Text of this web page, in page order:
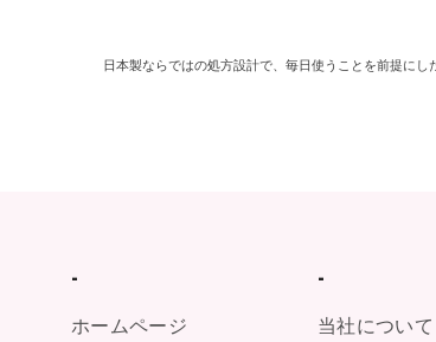
日本製ならではの処方設計で、毎日使うことを前提にし
-
ホームページ
-
当社について